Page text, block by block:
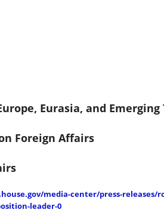
Eurasia, and Emerging
Foreign Affairs
media-center/press-releases/
leader-0